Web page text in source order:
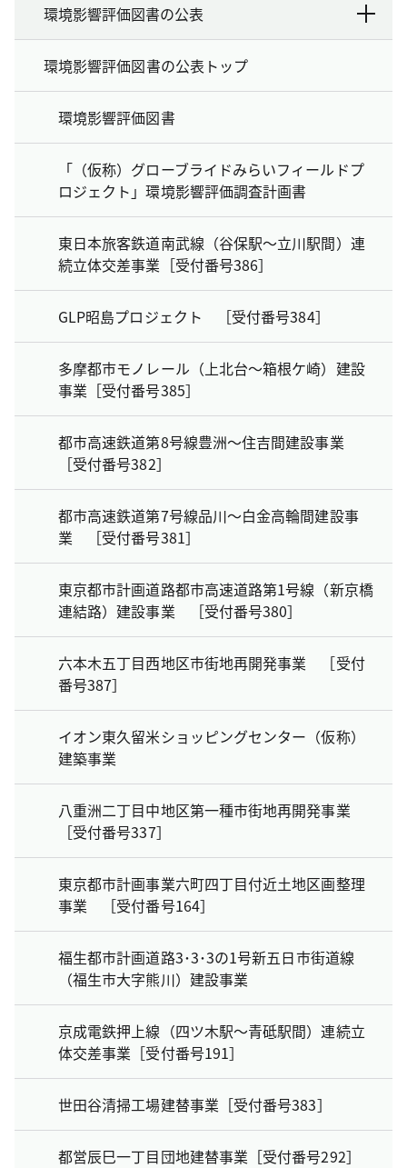
環境影響評価図書の公表
環境影響評価図書の公表トップ
環境影響評価図書
「（仮称）グローブライドみらいフィールドプ
ロジェクト」環境影響評価調査計画書
東日本旅客鉄道南武線（谷保駅～立川駅間）連
続立体交差事業［受付番号386］
GLP昭島プロジェクト ［受付番号384］
多摩都市モノレール（上北台～箱根ケ崎）建設
事業［受付番号385］
都市高速鉄道第8号線豊洲～住吉間建設事業
［受付番号382］
都市高速鉄道第7号線品川～白金高輪間建設事
業 ［受付番号381］
東京都市計画道路都市高速道路第1号線（新京橋
連結路）建設事業 ［受付番号380］
六本木五丁目西地区市街地再開発事業 ［受付
番号387］
イオン東久留米ショッピングセンター（仮称）
建築事業
八重洲二丁目中地区第一種市街地再開発事業
［受付番号337］
東京都市計画事業六町四丁目付近土地区画整理
事業 ［受付番号164］
福生都市計画道路3･3･3の1号新五日市街道線
（福生市大字熊川）建設事業
京成電鉄押上線（四ツ木駅～青砥駅間）連続立
体交差事業［受付番号191］
世田谷清掃工場建替事業［受付番号383］
都営辰巳一丁目団地建替事業［受付番号292］